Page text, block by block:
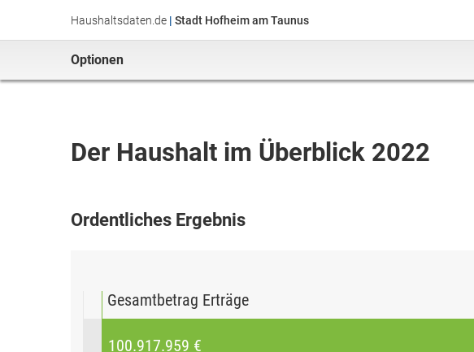
Haushaltsdaten.de | Stadt Hofheim am Taunus
Optionen
Der Haushalt im Überblick 2022
Ordentliches Ergebnis
Gesamtbetrag Erträge
100.917.959 €